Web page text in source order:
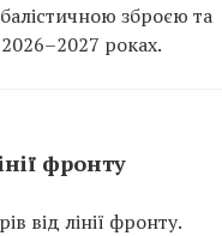
зброєю та
роках.
фронту
від лінії фронту.